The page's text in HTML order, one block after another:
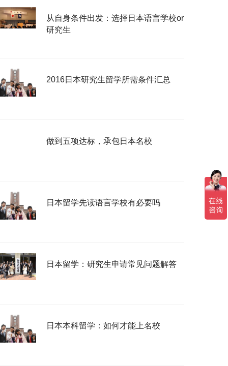
从自身条件出发：选择日本语言学校or
研究生
2016日本研究生留学所需条件汇总
做到五项达标，承包日本名校
日本留学先读语言学校有必要吗
日本留学：研究生申请常见问题解答
日本本科留学：如何才能上名校